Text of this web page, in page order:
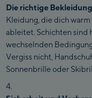
Die richtige
Kleidung, die dich
ableitet. Schichten sind
wechselnden
Vergiss nicht,
Sonnenbrille oder